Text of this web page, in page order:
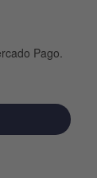
Pago.
X 50 G cantidad